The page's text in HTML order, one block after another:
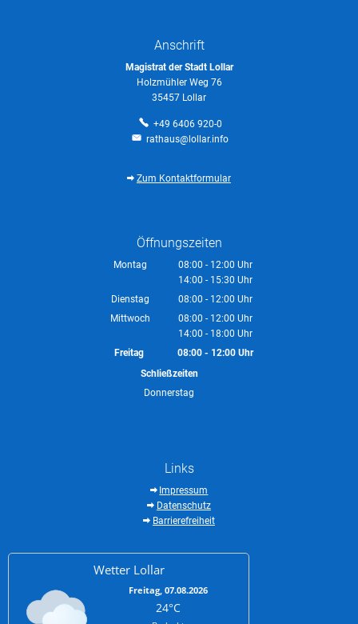
Anschrift
Magistrat der Stadt Lollar
Holzmühler Weg 76
35457 Lollar
+49 6406 920-0
rathaus@lollar.info
Zum Kontaktformular
Öffnungszeiten
Montag 08:00 - 12:00 Uhr
Von 08:00 bis 12:00 Uhr
14:00 - 15:30 Uhr
Von 14:00 bis 15:30 Uhr
Dienstag 08:00 - 12:00 Uhr
Von 08:00 bis 12:00 Uhr
Mittwoch 08:00 - 12:00 Uhr
Von 08:00 bis 12:00 Uhr
14:00 - 18:00 Uhr
Von 14:00 bis 18:00 Uhr
Freitag 08:00- 12:00Uhr
Schließzeiten
Donnerstag
Links
Impressum
Datenschutz
Barrierefreiheit
Wetter Lollar
Freitag, 07.08.2026
24°C